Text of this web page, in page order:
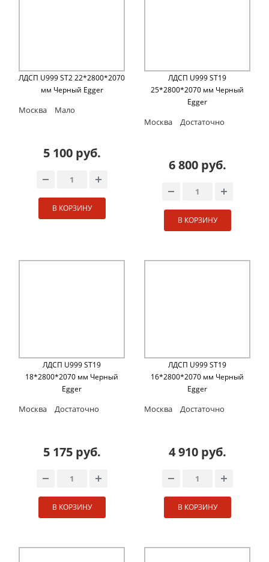
ЛДСП U999 ST2 22*2800*2070
мм Черный Egger
Москва Мало
5 100 руб.
В КОРЗИНУ
ЛДСП U999 ST19
25*2800*2070 мм Черный
Egger
Москва Достаточно
6 800 руб.
В КОРЗИНУ
ЛДСП U999 ST19
18*2800*2070 мм Черный
Egger
Москва Достаточно
5 175 руб.
В КОРЗИНУ
ЛДСП U999 ST19
16*2800*2070 мм Черный
Egger
Москва Достаточно
4 910 руб.
В КОРЗИНУ